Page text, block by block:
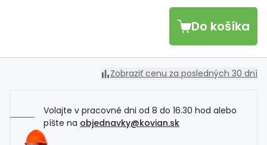
Do košíka
Zobraziť cenu za posledných 30 dní
Volajte v pracovné dni od 8 do 16.30 hod alebo
píšte na objednavky@kovian.sk